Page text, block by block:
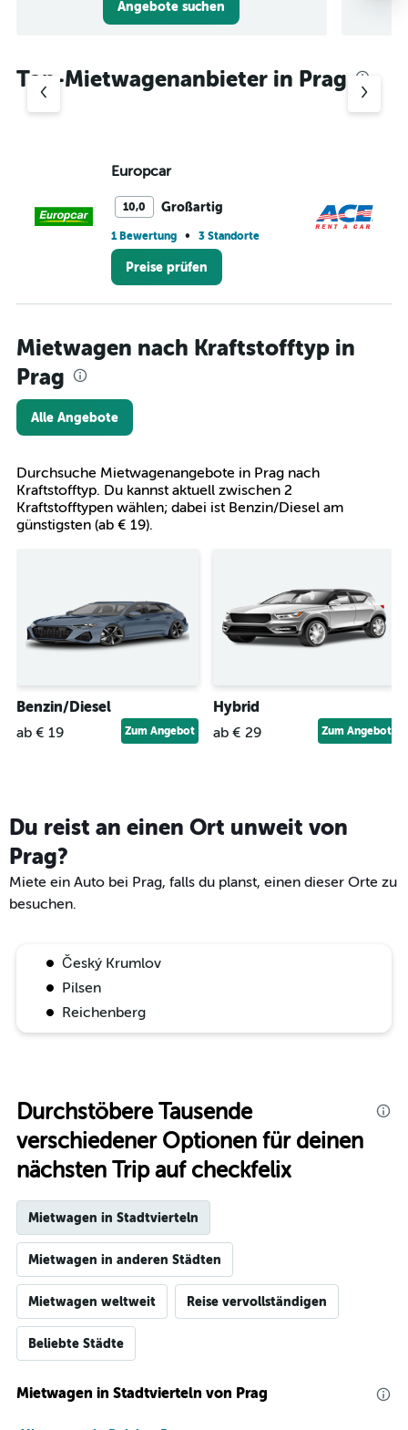
Angebote suchen
Top-Mietwagenanbieter in Prag
Europcar
10,0 Großartig
1 Bewertung • 3 Standorte
Preise prüfen
Mietwagen nach Kraftstofftyp in
Prag
Alle Angebote
Durchsuche Mietwagenangebote in Prag nach
Kraftstofftyp. Du kannst aktuell zwischen 2
Kraftstofftypen wählen; dabei ist Benzin/Diesel am
günstigsten (ab € 19).
Benzin/Diesel
ab € 19 Zum Angebot
Hybrid
ab € 29 Zum Angebot
Du reist an einen Ort unweit von
Prag?
Miete ein Auto bei Prag, falls du planst, einen dieser Orte zu
besuchen.
Český Krumlov
Pilsen
Reichenberg
Durchstöbere Tausende
verschiedener Optionen für deinen
nächsten Trip auf checkfelix
Mietwagen in Stadtvierteln
Mietwagen in anderen Städten
Mietwagen weltweit Reise vervollständigen
Beliebte Städte
Mietwagen in Stadtvierteln von Prag